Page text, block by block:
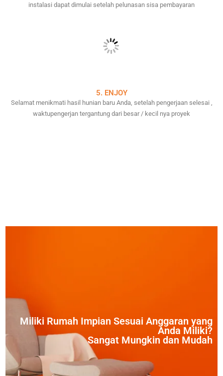
instalasi dapat dimulai setelah pelunasan sisa pembayaran
5. ENJOY
Selamat menikmati hasil hunian baru Anda, setelah pengerjaan selesai ,
waktupengerjan tergantung dari besar / kecil nya proyek
Miliki Rumah Impian Sesuai Anggaran yang
Anda Miliki?
Sangat Mungkin dan Mudah